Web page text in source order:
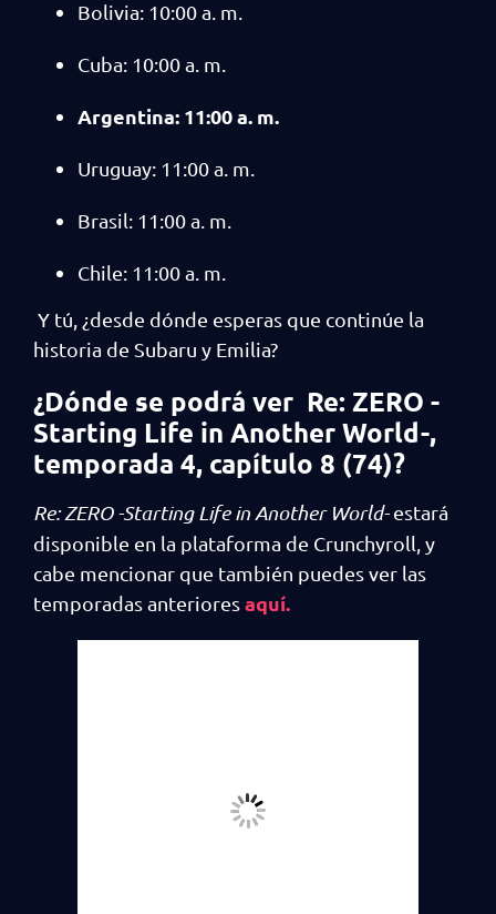
Bolivia: 10:00 a. m.
Cuba: 10:00 a. m.
Argentina: 11:00 a. m.
Uruguay: 11:00 a. m.
Brasil: 11:00 a. m.
Chile: 11:00 a. m.
Y tú, ¿desde dónde esperas que continúe la
historia de Subaru y Emilia?
¿Dónde se podrá ver Re: ZERO -
Starting Life in Another World-,
temporada 4, capítulo 8 (74)?
Re: ZERO -Starting Life in Another World-estará
disponible en la plataforma de Crunchyroll, y
cabe mencionar que también puedes ver las
temporadas anterioresaquí.